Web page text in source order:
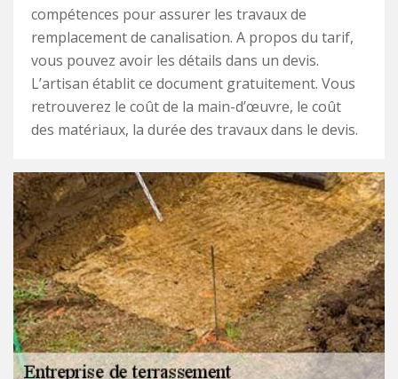
compétences pour assurer les travaux de
remplacement de canalisation. A propos du tarif,
vous pouvez avoir les détails dans un devis.
L’artisan établit ce document gratuitement. Vous
retrouverez le coût de la main-d’œuvre, le coût
des matériaux, la durée des travaux dans le devis.